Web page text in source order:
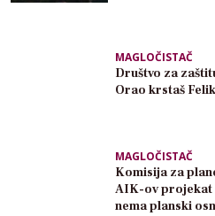
MAGLOČISTAČ
Društvo za
Orao krstaš
MAGLOČISTAČ
Komisija za
AIK-ov projekat
nema planski